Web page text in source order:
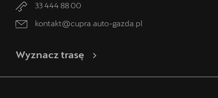
33 444 88 00
kontakt@cupra.auto-gazda.pl
Wyznacz trasę